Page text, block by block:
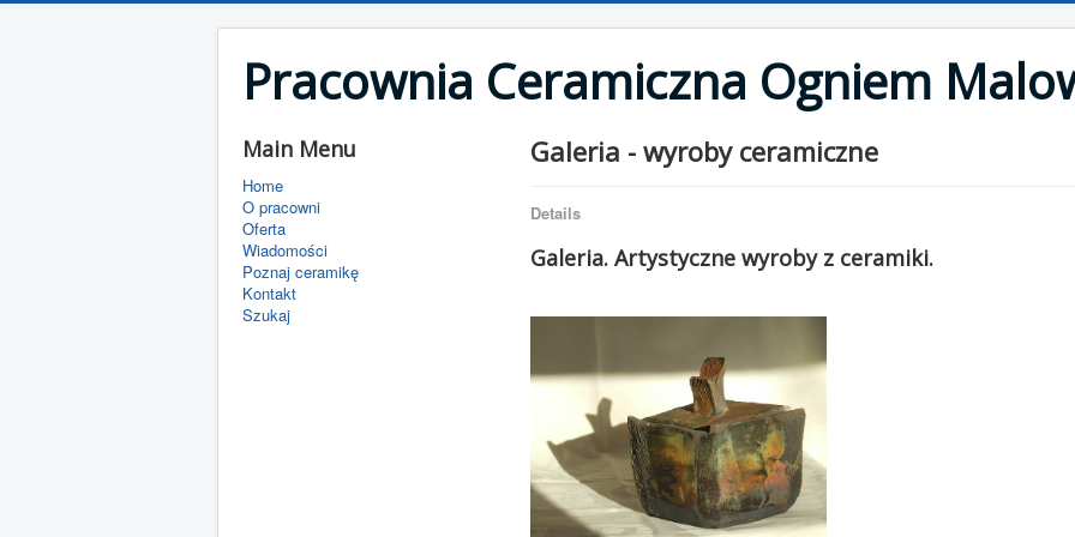
Pracownia Ceramiczna Ogniem
Main Menu
Home
O pracowni
Oferta
Wiadomości
Poznaj ceramikę
Kontakt
Szukaj
Galeria - wyroby ceramiczne
Details
Galeria. Artystyczne wyroby z ceramiki.